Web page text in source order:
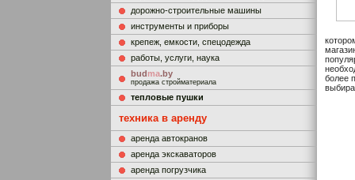
дорожно-строительные машины
инструменты и приборы
крепеж, емкости, спецодежда
работы, услуги, наука
budma.by
продажа стройматериала
тепловые пушки
техника в аренду
аренда автокранов
аренда экскаваторов
аренда погрузчика
более